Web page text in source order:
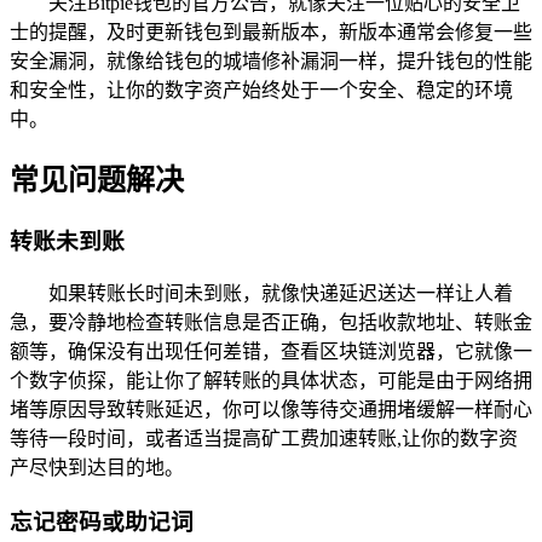
士的提醒，及时更新钱包到最新版本，新版本通常会修复一些
安全漏洞，就像给钱包的城墙修补漏洞一样，提升钱包的性能
和安全性，让你的数字资产始终处于一个安全、稳定的环境
中。
常见问题解决
转账未到账
如果转账长时间未到账，就像快递延迟送达一样让人着
急，要冷静地检查转账信息是否正确，包括收款地址、转账金
额等，确保没有出现任何差错，查看区块链浏览器，它就像一
个数字侦探，能让你了解转账的具体状态，可能是由于网络拥
堵等原因导致转账延迟，你可以像等待交通拥堵缓解一样耐心
等待一段时间，或者适当提高矿工费加速转账,让你的数字资
产尽快到达目的地。
忘记密码或助记词